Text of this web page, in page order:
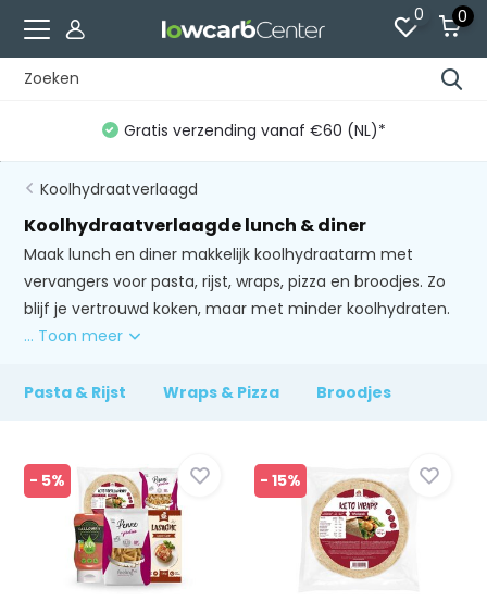
0 0
Gratis verzending vanaf €60 (NL)*
Koolhydraatverlaagd
Koolhydraatverlaagde lunch & diner
Maak lunch en diner makkelijk koolhydraatarm met
vervangers voor pasta, rijst, wraps, pizza en broodjes. Zo
blijf je vertrouwd koken, maar met minder koolhydraten.
... Toon meer
Pasta & Rijst Wraps & Pizza Broodjes
- 5% - 15%